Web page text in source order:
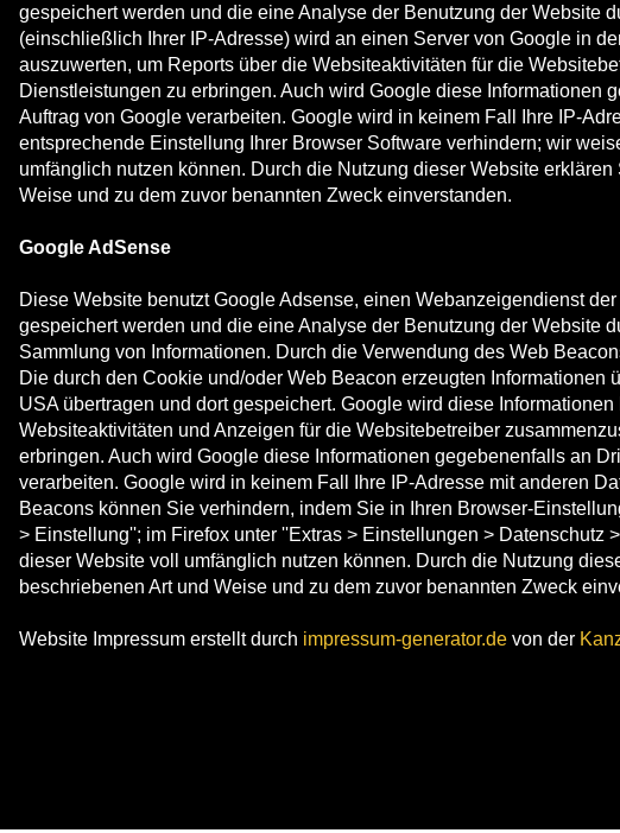
gespeichert werden und die eine Analyse der Benutzung der Website
(einschließlich Ihrer IP-Adresse) wird an einen Server von Google in
auszuwerten, um Reports über die Websiteaktivitäten für die
Dienstleistungen zu erbringen. Auch wird Google diese
Auftrag von Google verarbeiten. Google wird in keinem Fall Ihre IP-
entsprechende Einstellung Ihrer Browser Software verhindern; wir
umfänglich nutzen können. Durch die Nutzung dieser Website
Weise und zu dem zuvor benannten Zweck einverstanden.
Google AdSense
Diese Website benutzt Google Adsense, einen Webanzeigendienst
gespeichert werden und die eine Analyse der Benutzung der Website
Sammlung von Informationen. Durch die Verwendung des Web
Die durch den Cookie und/oder Web Beacon erzeugten
USA übertragen und dort gespeichert. Google wird diese
Websiteaktivitäten und Anzeigen für die Websitebetreiber
erbringen. Auch wird Google diese Informationen gegebenenfalls an
verarbeiten. Google wird in keinem Fall Ihre IP-Adresse mit anderen
Beacons können Sie verhindern, indem Sie in Ihren Browser-
> Einstellung''; im Firefox unter ''Extras > Einstellungen >
dieser Website voll umfänglich nutzen können. Durch die Nutzung
beschriebenen Art und Weise und zu dem zuvor benannten Zweck
Website Impressum erstellt durch impressum-generator.de von der